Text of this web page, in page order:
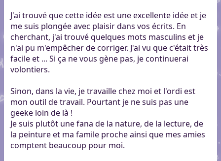
J'ai trouvé que cette idée est une excellente idée et je
me suis plongée avec plaisir dans vos écrits. En
cherchant, j'ai trouvé quelques mots masculins et je
n'ai pu m'empêcher de corriger. J'ai vu que c'était très
facile et ... Si ça ne vous gène pas, je continuerai
volontiers.
Sinon, dans la vie, je travaille chez moi et l'ordi est
mon outil de travail. Pourtant je ne suis pas une
geeke loin de là !
Je suis plutôt une fana de la nature, de la lecture, de
la peinture et ma famile proche ainsi que mes amies
comptent beaucoup pour moi.